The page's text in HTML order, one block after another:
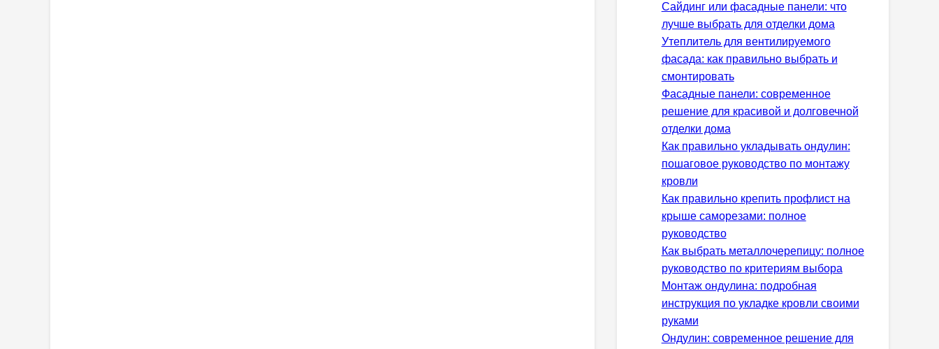
Сайдинг или фасадные панели: что
лучше выбрать для отделки дома
Утеплитель для вентилируемого
фасада: как правильно выбрать и
смонтировать
Фасадные панели: современное
решение для красивой и долговечной
отделки дома
Как правильно укладывать ондулин:
пошаговое руководство по монтажу
кровли
Как правильно крепить профлист на
крыше саморезами: полное
руководство
Как выбрать металлочерепицу: полное
руководство по критериям выбора
Монтаж ондулина: подробная
инструкция по укладке кровли своими
руками
Ондулин: современное решение для